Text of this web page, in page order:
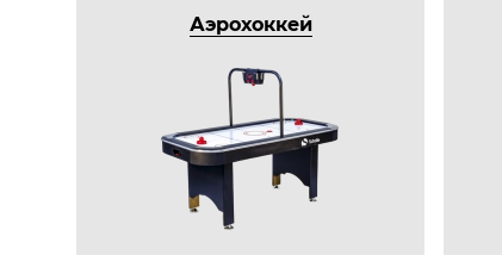
Аэрохоккей